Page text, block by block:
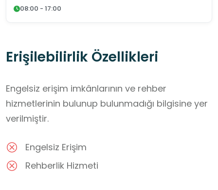
08:00 - 17:00
Erişilebilirlik Özellikleri
Engelsiz erişim imkânlarının ve rehber
hizmetlerinin bulunup bulunmadığı bilgisine yer
verilmiştir.
Engelsiz Erişim
Rehberlik Hizmeti